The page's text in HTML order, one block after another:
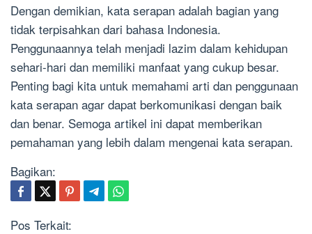
Dengan demikian, kata serapan adalah bagian yang
tidak terpisahkan dari bahasa Indonesia.
Penggunaannya telah menjadi lazim dalam kehidupan
sehari-hari dan memiliki manfaat yang cukup besar.
Penting bagi kita untuk memahami arti dan penggunaan
kata serapan agar dapat berkomunikasi dengan baik
dan benar. Semoga artikel ini dapat memberikan
pemahaman yang lebih dalam mengenai kata serapan.
Bagikan:
Pos Terkait: